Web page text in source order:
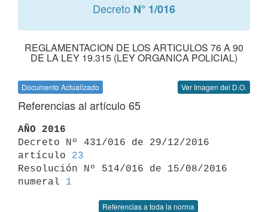
Decreto N° 1/016
REGLAMENTACION DE LOS ARTICULOS 76 A 90
DE LA LEY 19.315 (LEY ORGANICA POLICIAL)
Documento Actualizado Ver Imagen del D.O.
Referencias al artículo 65
AÑO 2016
Decreto Nº 431/016 de 29/12/2016
artículo 23
Resolución Nº 514/016 de 15/08/2016
numeral 1
Referencias a toda la norma